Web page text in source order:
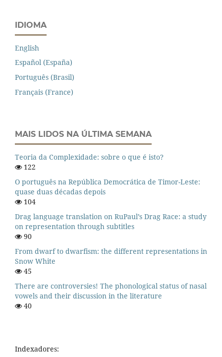
IDIOMA
English
Español (España)
Português (Brasil)
Français (France)
MAIS LIDOS NA ÚLTIMA SEMANA
Teoria da Complexidade: sobre o que é isto?
122
O português na República Democrática de Timor-Leste:
quase duas décadas depois
104
Drag language translation on RuPaul’s Drag Race: a study
on representation through subtitles
90
From dwarf to dwarfism: the different representations in
Snow White
45
There are controversies! The phonological status of nasal
vowels and their discussion in the literature
40
Indexadores: